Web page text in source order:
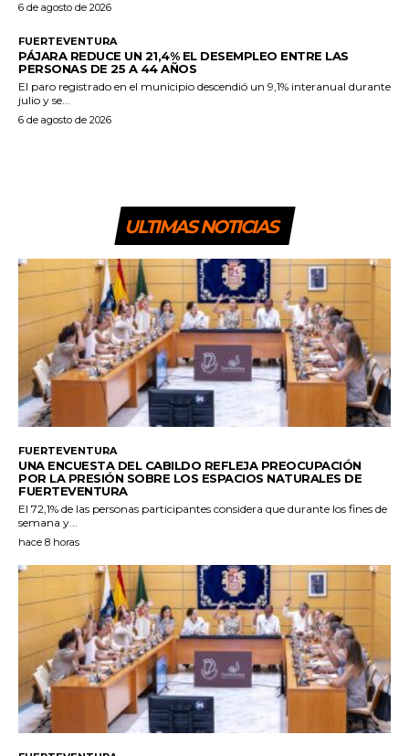
6 de agosto de 2026
FUERTEVENTURA
PÁJARA REDUCE UN 21,4% EL DESEMPLEO ENTRE LAS
PERSONAS DE 25 A 44 AÑOS
El paro registrado en el municipio descendió un 9,1% interanual durante
julio y se...
6 de agosto de 2026
ULTIMAS NOTICIAS
FUERTEVENTURA
UNA ENCUESTA DEL CABILDO REFLEJA PREOCUPACIÓN
POR LA PRESIÓN SOBRE LOS ESPACIOS NATURALES DE
FUERTEVENTURA
El 72,1% de las personas participantes considera que durante los fines de
semana y...
hace 8 horas